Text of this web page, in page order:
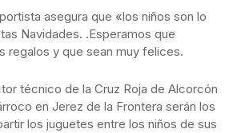
asegura que «los niños son lo
Navidades. .Esperamos que
regalos y que sean muy felices.
técnico de la Cruz Roja de Alcorcón
en Jerez de la Frontera serán los
los juguetes entre los niños de sus